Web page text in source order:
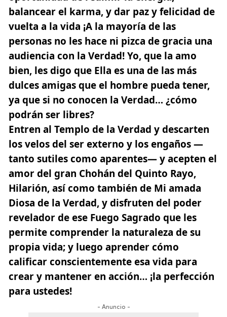
balancear el karma, y dar paz y felicidad de
vuelta a la vida ¡A la mayoría de las
personas no les hace ni pizca de gracia una
audiencia con la Verdad! Yo, que la amo
bien, les digo que Ella es una de las más
dulces amigas que el hombre pueda tener,
ya que si no conocen la Verdad… ¿cómo
podrán ser libres?
Entren al Templo de la Verdad y descarten
los velos del ser externo y los engaños —
tanto sutiles como aparentes— y acepten el
amor del gran Chohán del Quinto Rayo,
Hilarión, así como también de Mi amada
Diosa de la Verdad, y disfruten del poder
revelador de ese Fuego Sagrado que les
permite comprender la naturaleza de su
propia vida; y luego aprender cómo
calificar conscientemente esa vida para
crear y mantener en acción… ¡la perfección
para ustedes!
- Anuncio -